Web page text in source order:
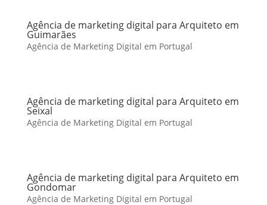
Agência de marketing digital para Arquiteto em
Guimarães
Agência de Marketing Digital em Portugal
Agência de marketing digital para Arquiteto em
Seixal
Agência de Marketing Digital em Portugal
Agência de marketing digital para Arquiteto em
Gondomar
Agência de Marketing Digital em Portugal